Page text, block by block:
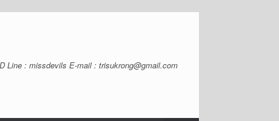
Line : missdevils E-mail : trisukrong@gmail.com